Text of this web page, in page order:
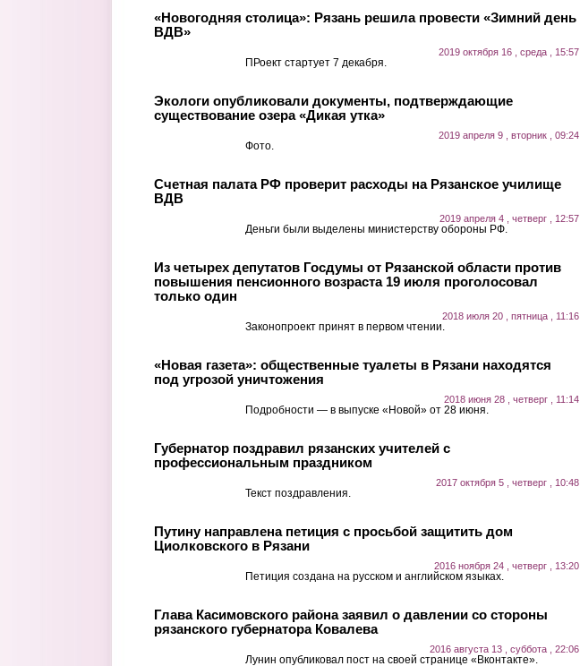
«Новогодняя столица»: Рязань решила провести «Зимний день
ВДВ»
2019 октября 16 , среда , 15:57
ПРоект стартует 7 декабря.
Экологи опубликовали документы, подтверждающие
существование озера «Дикая утка»
2019 апреля 9 , вторник , 09:24
Фото.
Счетная палата РФ проверит расходы на Рязанское училище
ВДВ
2019 апреля 4 , четверг , 12:57
Деньги были выделены министерству обороны РФ.
Из четырех депутатов Госдумы от Рязанской области против
повышения пенсионного возраста 19 июля проголосовал
только один
2018 июля 20 , пятница , 11:16
Законопроект принят в первом чтении.
«Новая газета»: общественные туалеты в Рязани находятся
под угрозой уничтожения
2018 июня 28 , четверг , 11:14
Подробности — в выпуске «Новой» от 28 июня.
Губернатор поздравил рязанских учителей с
профессиональным праздником
2017 октября 5 , четверг , 10:48
Текст поздравления.
Путину направлена петиция с просьбой защитить дом
Циолковского в Рязани
2016 ноября 24 , четверг , 13:20
Петиция создана на русском и английском языках.
Глава Касимовского района заявил о давлении со стороны
рязанского губернатора Ковалева
2016 августа 13 , суббота , 22:06
Лунин опубликовал пост на своей странице «Вконтакте».